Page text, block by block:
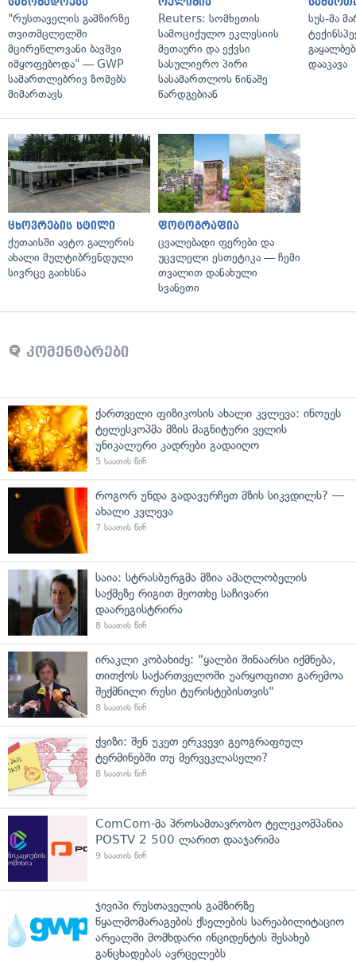
"რუსთაველის გამზირზე
თვითმცლელში
მცირეწლოვანი ბავშვი
იმყოფებოდა" — GWP
სამართლებრივ ზომებს
მიმართავს
Reuters: სომხეთის
სამოციქულო ეკლესიის
მეთაური და ექვსი
სასულიერო პირი
სასამართლოს წინაშე
წარდგებიან
სუს-მა
დააკავა
ცხოვრების სტილი
ქუთაისში ავტო გალერის
ახალი მულტიბრენდული
სივრცე გაიხსნა
ფოტოგრაფია
ცვალებადი ფერები და
უცვლელი ესთეტიკა — ჩემი
თვალით დანახული
სვანეთი
კომენტარები
ქართველი ფიზიკოსის ახალი კვლევა: ინოუეს
ტელესკოპმა მზის მაგნიტური ველის
უნიკალური კადრები გადაიღო
5 საათის წინ
როგორ უნდა გადავურჩეთ მზის სიკვდილს? —
ახალი კვლევა
7 საათის წინ
საია: სტრასბურგმა მზია ამაღლობელის
საქმეზე რიგით მეოთხე საჩივარი
დაარეგისტრირა
8 საათის წინ
ირაკლი კობახიძე: "ყალბი შინაარსი იქმნება,
თითქოს საქართველოში უარყოფითი გარემოა
შექმნილი რუსი ტურისტებისთვის"
8 საათის წინ
ქვიზი: შენ უკეთ ერკვევი გეოგრაფიულ
ტერმინებში თუ მერვეკლასელი?
8 საათის წინ
ComCom-მა პროსამთავრობო ტელეკომპანია
POSTV 2 500 ლარით დააჯარიმა
9 საათის წინ
ჯივიპი რუსთაველის გამზირზე
წყალმომარაგების ქსელების სარეაბილიტაციო
არეალში მომხდარი ინციდენტის შესახებ
განცხადებას ავრცელებს